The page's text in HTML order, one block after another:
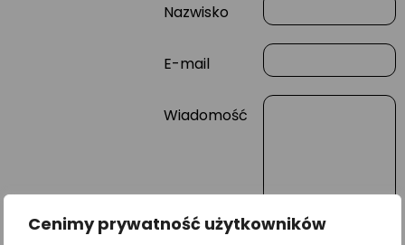
Cenimy prywatność użytkowników
Nazwisko
E-mail
Wiadomość